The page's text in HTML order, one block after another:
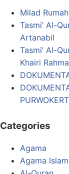
Milad
Tasmi’ Al-
Artanabil
Tasmi’ Al-
Khairi
Categories
Agama
Agama Islam